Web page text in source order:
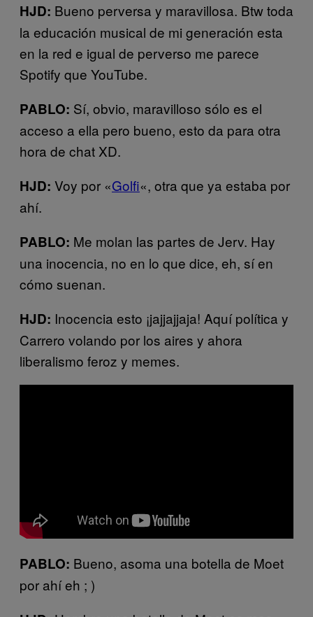
HJD: Bueno perversa y maravillosa. Btw toda
la educación musical de mi generación esta
en la red e igual de perverso me parece
Spotify que YouTube.
PABLO: Sí, obvio, maravilloso sólo es el
acceso a ella pero bueno, esto da para otra
hora de chat XD.
HJD: Voy por «Golfi«, otra que ya estaba por
ahí.
PABLO: Me molan las partes de Jerv. Hay
una inocencia, no en lo que dice, eh, sí en
cómo suenan.
HJD: Inocencia esto ¡jajjajjaja! Aquí política y
Carrero volando por los aires y ahora
liberalismo feroz y memes.
PABLO: Bueno, asoma una botella de Moet
por ahí eh ; )